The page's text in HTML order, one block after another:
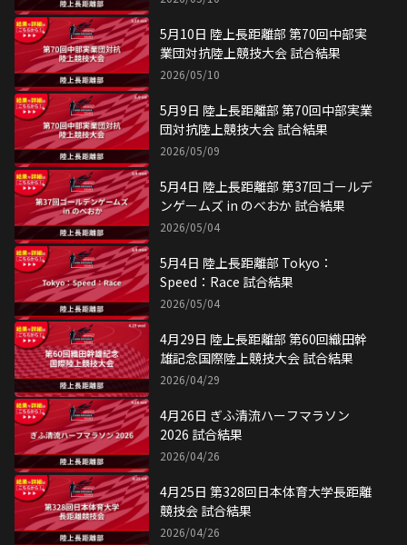
5月10日 陸上長距離部 第70回中部実
業団対抗陸上競技大会 試合結果
2026/05/10
5月9日 陸上長距離部 第70回中部実業
団対抗陸上競技大会 試合結果
2026/05/09
5月4日 陸上長距離部 第37回ゴールデ
ンゲームズ in のべおか 試合結果
2026/05/04
5月4日 陸上長距離部 Tokyo：
Speed：Race 試合結果
2026/05/04
4月29日 陸上長距離部 第60回織田幹
雄記念国際陸上競技大会 試合結果
2026/04/29
4月26日 ぎふ清流ハーフマラソン
2026 試合結果
2026/04/26
4月25日 第328回日本体育大学長距離
競技会 試合結果
2026/04/26